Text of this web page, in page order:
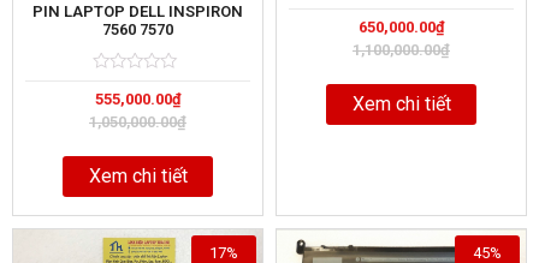
PIN LAPTOP DELL INSPIRON
7560 7570
0
out
of
1,050,000.00₫
555,000.00₫
Xem chi tiết
0
out
of
1,100,000.00₫
650,000.00₫
Xem chi tiết
17% 45%